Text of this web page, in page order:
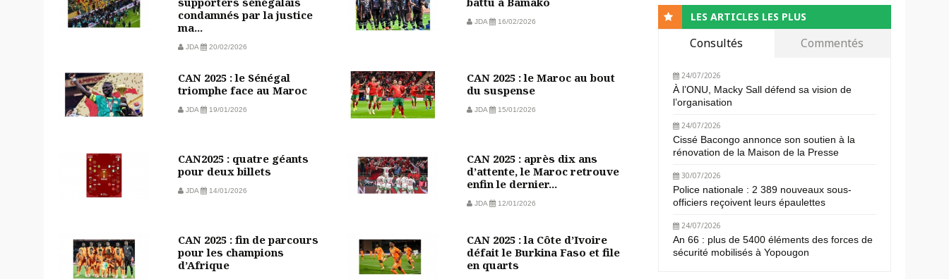
condamnés par la justice
ma...
JDA 20/02/2026
JDA 16/02/2026
CAN 2025 : le Sénégal
triomphe face au Maroc
JDA 19/01/2026
CAN 2025 : le Maroc au bout
du suspense
JDA 15/01/2026
CAN2025 : quatre géants
pour deux billets
JDA 14/01/2026
CAN 2025 : après dix ans
d’attente, le Maroc retrouve
enfin le dernier...
JDA 12/01/2026
CAN 2025 : fin de parcours
pour les champions
d’Afrique
CAN 2025 : la Côte d’Ivoire
défait le Burkina Faso et file
en quarts
LES ARTICLES LES PLUS
Consultés Commentés
24/07/2026
À l’ONU, Macky Sall défend sa vision de
l’organisation
24/07/2026
Cissé Bacongo annonce son soutien à la
rénovation de la Maison de la Presse
30/07/2026
Police nationale : 2 389 nouveaux sous-
officiers reçoivent leurs épaulettes
24/07/2026
An 66 : plus de 5400 éléments des forces de
sécurité mobilisés à Yopougon